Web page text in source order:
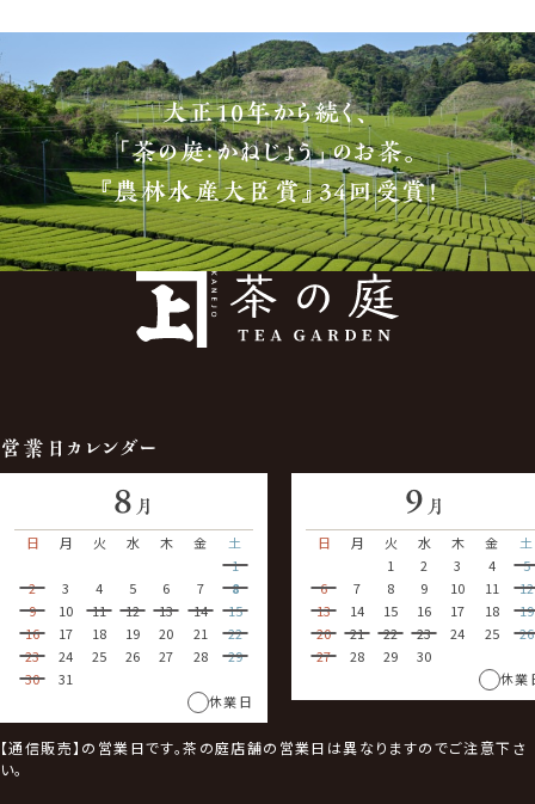
大正10年から続く、
「茶の庭：かねじょう」のお茶。
『農林水産大臣賞』34回受賞！
営業日カレンダー
8 月
日
月 火 水 木 金
土
1
2
3 4 5 6 7
8
9
10 11 12 13 14
15
16
17 18 19 20 21
22
23
24 25 26 27 28
29
30
31
休業日
9 月
日
月 火 水 木 金
土
1
2 3 4
5
6
7 8 9 10 11
12
13
14 15 16 17 18
19
20
21 22 23 24 25
26
27
28 29
30
休業
【通信販売】の営業日です。茶の庭店舗の営業日は異なりますのでご注意下さ
い。